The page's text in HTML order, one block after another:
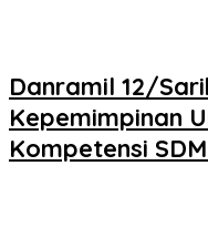
Danramil 12/
Kepemimpinan
Kompetensi